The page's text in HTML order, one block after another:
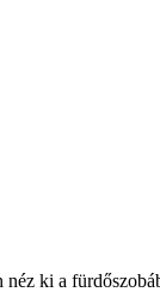
ki a